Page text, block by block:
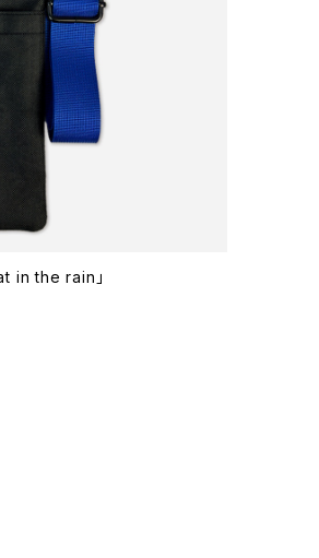
in the rain」